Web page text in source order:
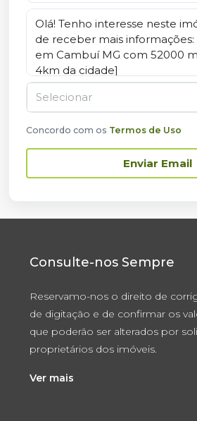
Selecionar
Concordo com os Termos de Uso
Enviar Email
Consulte-nos Sempre
Reservamo-nos o direito de
de digitação e de confirmar os
que poderão ser alterados por
proprietários dos imóveis.
Ver mais